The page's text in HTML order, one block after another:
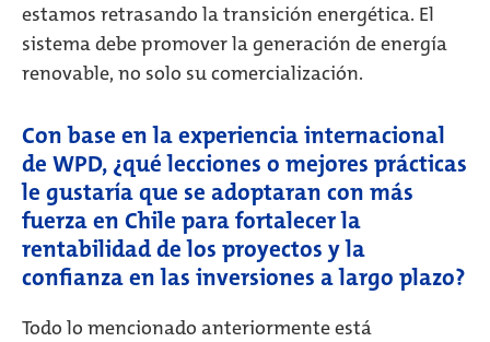
estamos retrasando la transición energética. El
sistema debe promover la generación de energía
renovable, no solo su comercialización.
Con base en la experiencia internacional
de WPD, ¿qué lecciones o mejores prácticas
le gustaría que se adoptaran con más
fuerza en Chile para fortalecer la
rentabilidad de los proyectos y la
confianza en las inversiones a largo plazo?
Todo lo mencionado anteriormente está